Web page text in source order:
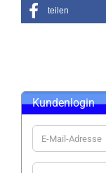
teilen
Kundenlogin
E-
Mail-
Adresse